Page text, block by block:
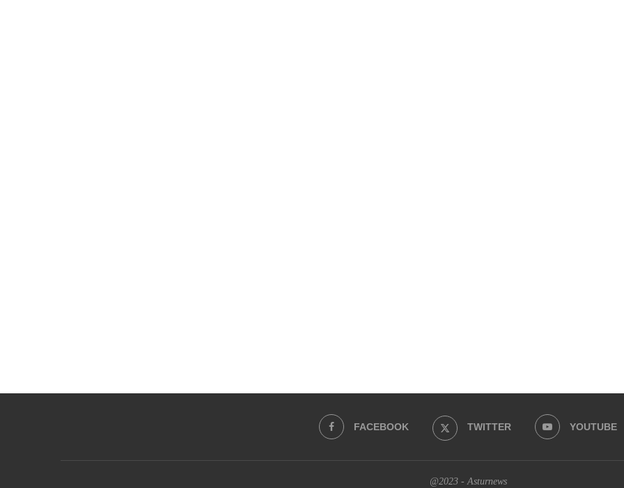
FACEBOOK TWITTER YOUTUBE
@2023 - Asturnews